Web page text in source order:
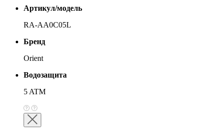
Артикул/модель
RA-AA0C05L
Бренд
Orient
Водозащита
5 ATM